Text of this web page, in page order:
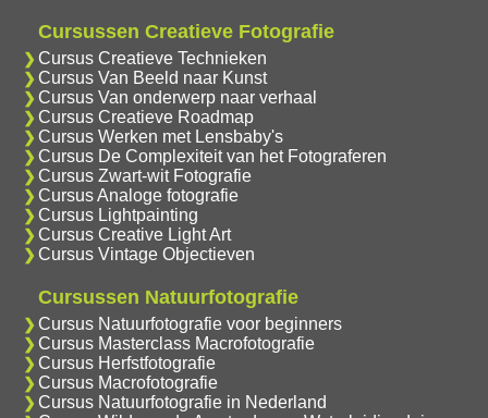
Cursussen Creatieve Fotografie
Cursus Creatieve Technieken
Cursus Van Beeld naar Kunst
Cursus Van onderwerp naar verhaal
Cursus Creatieve Roadmap
Cursus Werken met Lensbaby's
Cursus De Complexiteit van het Fotograferen
Cursus Zwart-wit Fotografie
Cursus Analoge fotografie
Cursus Lightpainting
Cursus Creative Light Art
Cursus Vintage Objectieven
Cursussen Natuurfotografie
Cursus Natuurfotografie voor beginners
Cursus Masterclass Macrofotografie
Cursus Herfstfotografie
Cursus Macrofotografie
Cursus Natuurfotografie in Nederland